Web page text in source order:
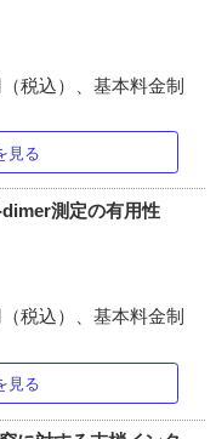
税込）、基本料金制
見る
測定の有用性
税込）、基本料金制
見る